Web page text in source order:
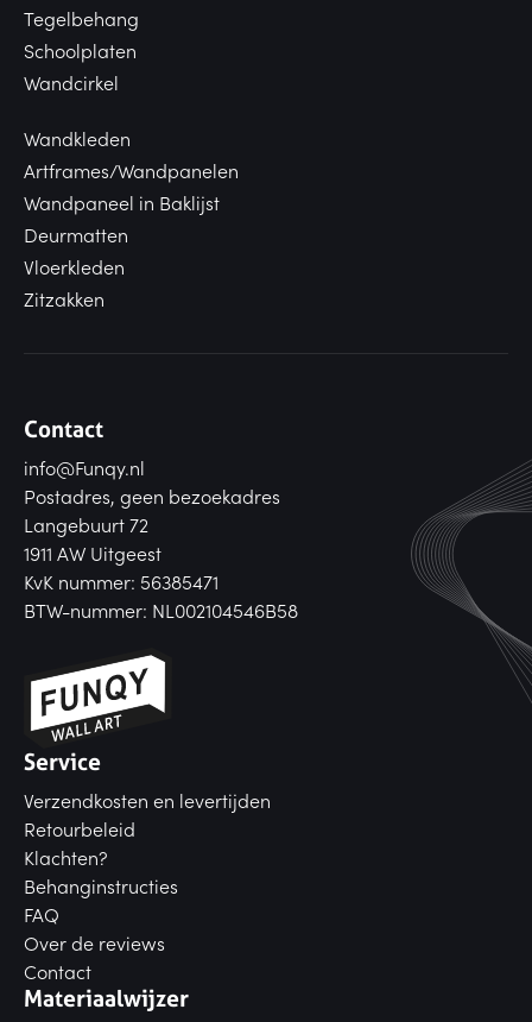
Tegelbehang
Schoolplaten
Wandcirkel
Wandkleden
Artframes/Wandpanelen
Wandpaneel in Baklijst
Deurmatten
Vloerkleden
Zitzakken
Contact
info@Funqy.nl
Postadres, geen bezoekadres
Langebuurt 72
1911 AW Uitgeest
KvK nummer: 56385471
BTW-nummer: NL002104546B58
Service
Verzendkosten en levertijden
Retourbeleid
Klachten?
Behanginstructies
FAQ
Over de reviews
Contact
Materiaalwijzer